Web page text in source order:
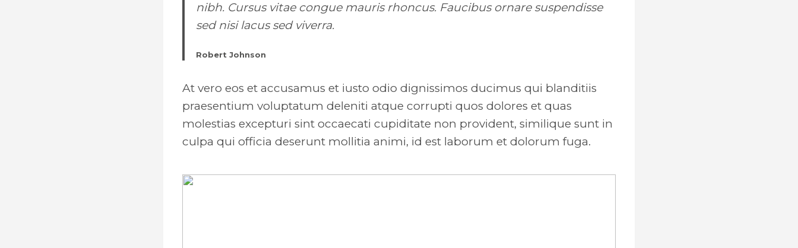
nibh. Cursus vitae congue mauris rhoncus. Faucibus ornare suspendisse
sed nisi lacus sed viverra.
Robert Johnson
At vero eos et accusamus et iusto odio dignissimos ducimus qui blanditiis
praesentium voluptatum deleniti atque corrupti quos dolores et quas
molestias excepturi sint occaecati cupiditate non provident, similique sunt in
culpa qui officia deserunt mollitia animi, id est laborum et dolorum fuga.